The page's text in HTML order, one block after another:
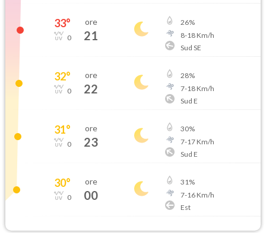
33°
0
ore
21
26%
8-18Km/h
Sud SE
32°
0
ore
22
28%
7-18Km/h
Sud E
31°
0
ore
23
30%
7-17Km/h
Sud E
30°
0
ore
00
31%
7-16Km/h
Est